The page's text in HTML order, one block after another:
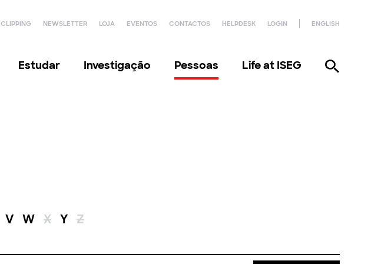
CLIPPING NEWSLETTER LOJA EVENTOS CONTACTOS HELPDESK LOGIN ENGLISH
Estudar Investigação Pessoas Life at ISEG
V W X Y Z